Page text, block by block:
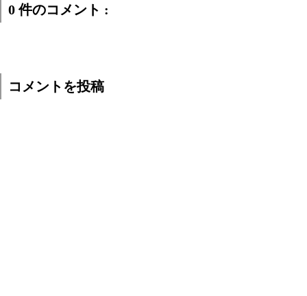
0 件のコメント :
コメントを投稿